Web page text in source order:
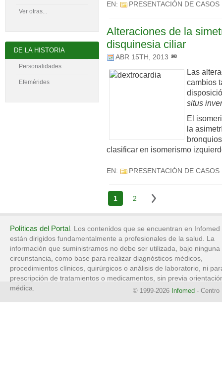
EN: PRESENTACIÓN DE CASOS
Alteraciones de la
disquinesia ciliar
ABR 15TH, 2013
Las
cambios
situs
El
la
clasificar en isomerismo
EN: PRESENTACIÓN DE CASOS
1 2
Ver otras...
DE LA HISTORIA
Personalidades
Efemérides
Políticas del Portal. Los contenidos que se encuentran en Infomed
están dirigidos fundamentalmente a profesionales de la salud. La
información que suministramos no debe ser utilizada, bajo ninguna
circunstancia, como base para realizar diagnósticos médicos,
procedimientos clínicos, quirúrgicos o análisis de laboratorio, ni
prescripción de tratamientos o medicamentos, sin previa
médica.
© 1999-2026 Infomed - Centro